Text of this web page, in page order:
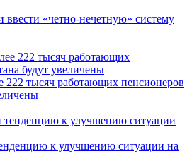
«четно-нечетную» систему
222 тысяч работающих пенсионеров
к улучшению ситуации на